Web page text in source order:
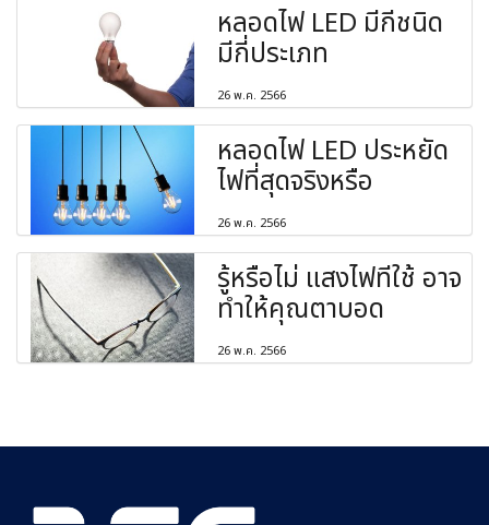
หลอดไฟ LED มีกี่ชนิด
มีกี่ประเภท
26 พ.ค. 2566
หลอดไฟ LED ประหยัด
ไฟที่สุดจริงหรือ
26 พ.ค. 2566
รู้หรือไม่ แสงไฟที่ใช้ อาจ
ทำให้คุณตาบอด
26 พ.ค. 2566